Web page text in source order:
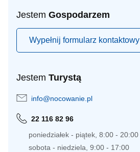
Jestem Gospodarzem
Wypełnij formularz kontaktowy
Jestem Turystą
info@nocowanie.pl
22 116 82 96
poniedziałek - piątek, 8:00 - 20:00
sobota - niedziela, 9:00 - 17:00